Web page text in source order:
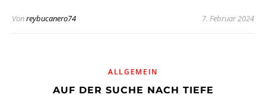
Vonreybucanero74 7. Februar 2024
ALLGEMEIN
AUF DER SUCHE NACH TIEFE